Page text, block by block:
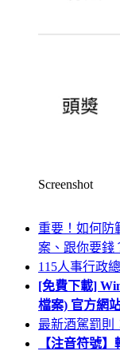
Screenshot
重要！如何防
案、跟你要錢
115人事行政
[免費下載]
檔案) 官方網
最新酒駕罰則
【注音符號